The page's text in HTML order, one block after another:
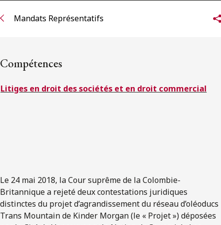
Mandats Représentatifs
Compétences
Litiges en droit des sociétés et en droit commercial
Le 24 mai 2018, la Cour suprême de la Colombie-
Britannique a rejeté deux contestations juridiques
distinctes du projet d’agrandissement du réseau d’oléoducs
Trans Mountain de Kinder Morgan (le « Projet ») déposées